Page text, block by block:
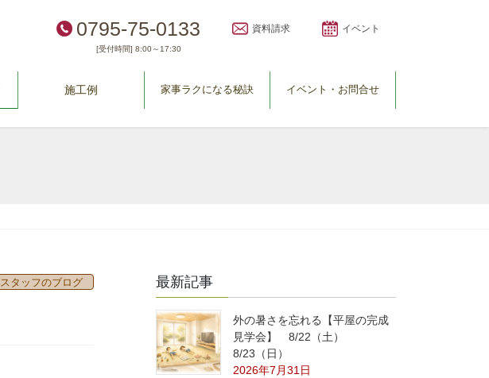
0795-75-0133
[受付時間] 8:00～17:30
資料請求 イベント
施工例 家事ラクになる秘訣 イベント・お問合せ
スタッフのブログ 最新記事
外の暑さを忘れる【平屋の完成
見学会】 8/22（土）
8/23（日）
2026年7月31日